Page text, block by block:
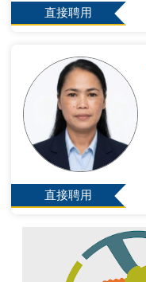
直接聘用
直接聘用